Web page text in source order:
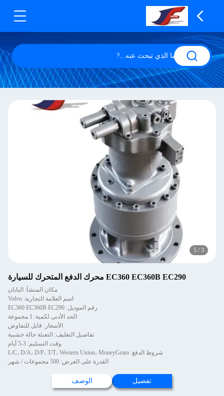
5
EC360 EC360B EC290 محرك الدفع المتحرك للسيارة
مكان المنشأ: اليابان
اسم العلامة التجارية: Volvo
رقم الموديل: EC360 EC360B EC290
الحد الأدنى لكمية: 1 مجموعة
الأسعار: قابل للتفاوض
تفاصيل التغليف: التعبئة حالة خشبية
وقت التسليم: 3-5 أيام
شروط الدفع: L/C، D/A، D/P، T/T، Western Union، MoneyGram
القدرة على العرض: 500 مجموعات / شهر
تفصيل الوصف